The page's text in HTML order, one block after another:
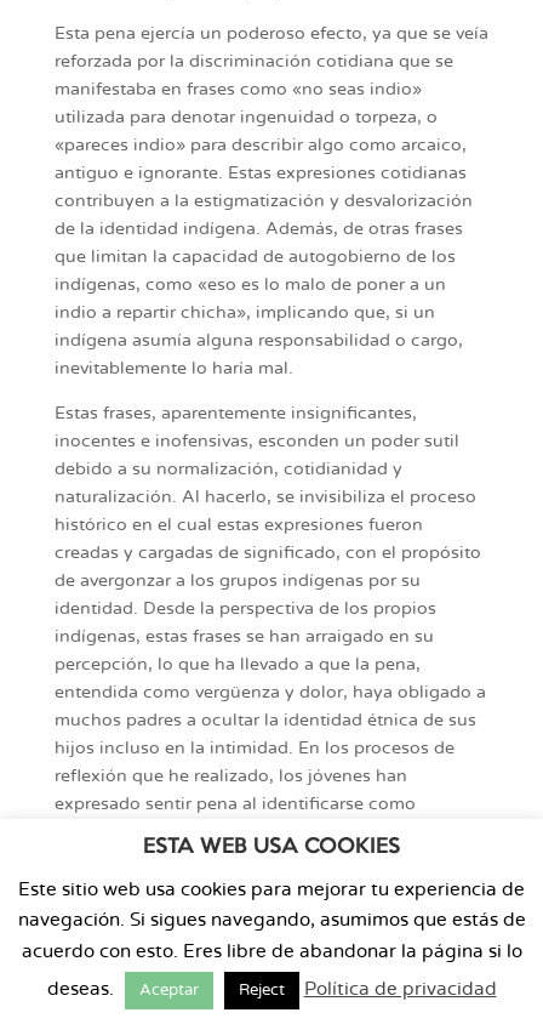
Esta pena ejercía un poderoso efecto, ya que se veía
reforzada por la discriminación cotidiana que se
manifestaba en frases como «no seas indio»
utilizada para denotar ingenuidad o torpeza, o
«pareces indio» para describir algo como arcaico,
antiguo e ignorante. Estas expresiones cotidianas
contribuyen a la estigmatización y desvalorización
de la identidad indígena. Además, de otras frases
que limitan la capacidad de autogobierno de los
indígenas, como «eso es lo malo de poner a un
indio a repartir chicha», implicando que, si un
indígena asumía alguna responsabilidad o cargo,
inevitablemente lo haría mal.
Estas frases, aparentemente insignificantes,
inocentes e inofensivas, esconden un poder sutil
debido a su normalización, cotidianidad y
naturalización. Al hacerlo, se invisibiliza el proceso
histórico en el cual estas expresiones fueron
creadas y cargadas de significado, con el propósito
de avergonzar a los grupos indígenas por su
identidad. Desde la perspectiva de los propios
indígenas, estas frases se han arraigado en su
percepción, lo que ha llevado a que la pena,
entendida como vergüenza y dolor, haya obligado a
muchos padres a ocultar la identidad étnica de sus
hijos incluso en la intimidad. En los procesos de
reflexión que he realizado, los jóvenes han
expresado sentir pena al identificarse como
manera de valorarse como sujetos plenos. Esta
búsqueda de «dejar de ser indio» se convierte en
una forma de encontrar una vía para obtener
reconocimiento y valoración en la sociedad.
El miedo:
En aquellos casos en los que la pena no
ESTA WEB USA COOKIES
Este sitio web usa cookies para mejorar tu experiencia de
navegación. Si sigues navegando, asumimos que estás de
acuerdo con esto. Eres libre de abandonar la página si lo
deseas. Aceptar Reject Política de privacidad